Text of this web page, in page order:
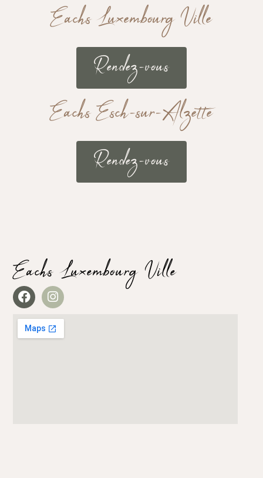
Eachs Luxembourg Ville
Rendez-vous
Eachs Esch-sur-Alzette
Rendez-vous
Eachs Luxembourg Ville